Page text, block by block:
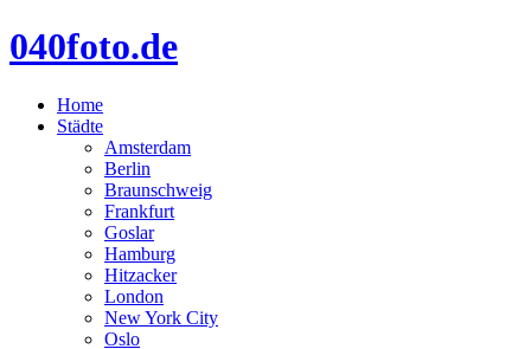
040foto.de
Home
Städte
Amsterdam
Berlin
Braunschweig
Frankfurt
Goslar
Hamburg
Hitzacker
London
New York City
Oslo